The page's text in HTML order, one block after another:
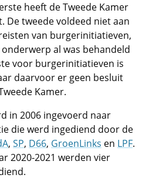
heeft de Tweede Kamer
De tweede voldeed niet aan
van burgerinitiatieven,
al was behandeld
voor burgerinitiatieven is
daarvoor er geen besluit
Kamer.
in 2006 ingevoerd naar
die werd ingediend door de
, SP, D66, GroenLinks en LPF.
2020-2021 werden vier